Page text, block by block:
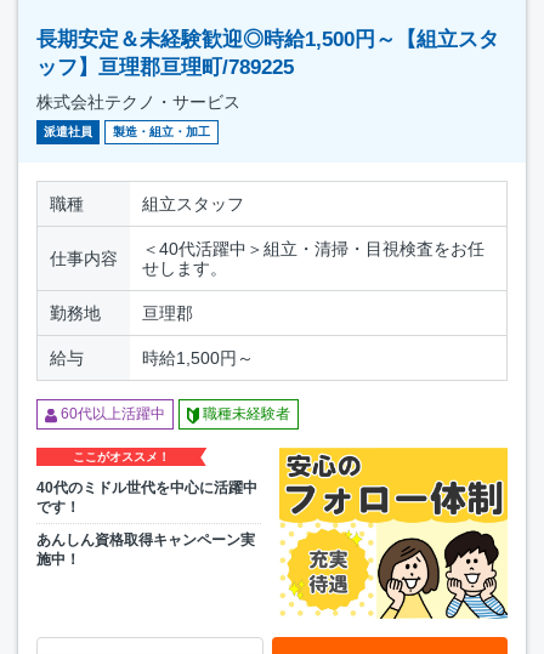
長期安定＆未経験歓迎◎時給1,500円～【組立スタ
ッフ】亘理郡亘理町/789225
株式会社テクノ・サービス
派遣社員 製造・組立・加工
職種 組立スタッフ
仕事内容
＜40代活躍中＞組立・清掃・目視検査をお任
せします。
勤務地 亘理郡
給与 時給1,500円～
60代以上活躍中 職種未経験者
ここがオススメ！
40代のミドル世代を中心に活躍中
です！
あんしん資格取得キャンペーン実
施中！